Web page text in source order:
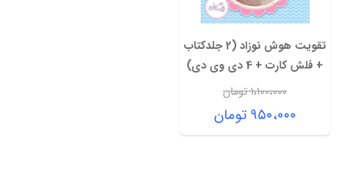
تقویت هوش نوزاد (2 جلدکتاب
+ فلش کارت + 4 دی وی دی)
۱،۱۰۰،۰۰۰تومان
قیمت
اصلی:
۹۵۰،۰۰۰ تومان
قیمت